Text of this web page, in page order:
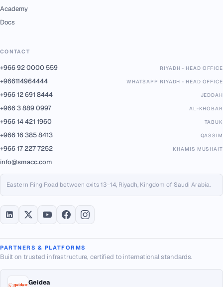
Academy
Docs
CONTACT
+966 92 0000 559 RIYADH - HEAD OFFICE
+966114964444 WHATSAPP RIYADH - HEAD OFFICE
+966 12 691 8444 JEDDAH
+966 3 889 0997 AL-KHOBAR
+966 14 421 1960 TABUK
+966 16 385 8413 QASSIM
+966 17 227 7252 KHAMIS MUSHAIT
info@smacc.com
Eastern Ring Road between exits 13–14, Riyadh, Kingdom of Saudi Arabia.
PARTNERS & PLATFORMS
Built on trusted infrastructure, certified to international standards.
Geidea